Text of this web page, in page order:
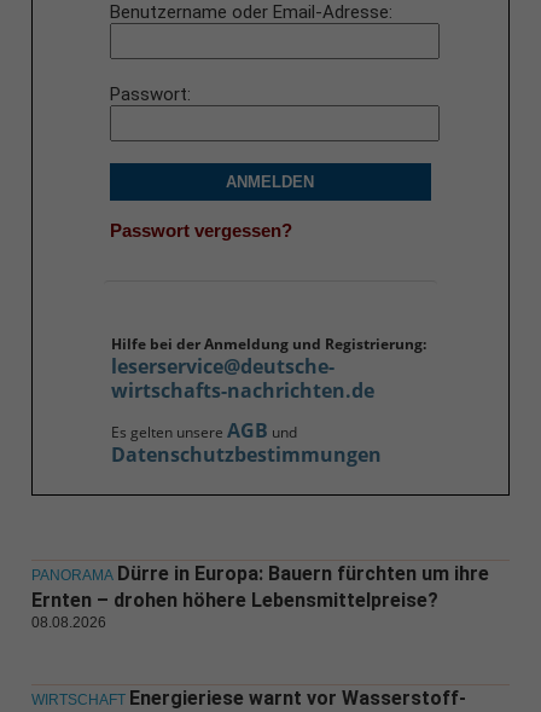
Benutzername oder Email-Adresse
Passwort
ANMELDEN
Passwort vergessen?
Hilfe bei der Anmeldung und Registrierung:
leserservice@deutsche-
wirtschafts-nachrichten.de
Es gelten unsere AGB und
Datenschutzbestimmungen
PANORAMA Dürre in Europa: Bauern fürchten um ihre
Ernten – drohen höhere Lebensmittelpreise?
08.08.2026
WIRTSCHAFT Energieriese warnt vor Wasserstoff-